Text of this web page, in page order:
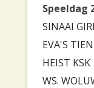
Speeldag
SINAAI
EVA'S
HEIST KSK
WS.